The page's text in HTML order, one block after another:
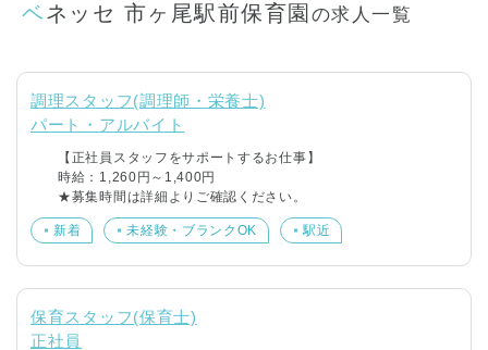
ベネッセ 市ヶ尾駅前保育園 の求人一覧
調理スタッフ(調理師・栄養士)
パート・アルバイト
【正社員スタッフをサポートするお仕事】
時給：1,260円～1,400円
★募集時間は詳細よりご確認ください。
新着 未経験・ブランクOK 駅近
保育スタッフ(保育士)
正社員